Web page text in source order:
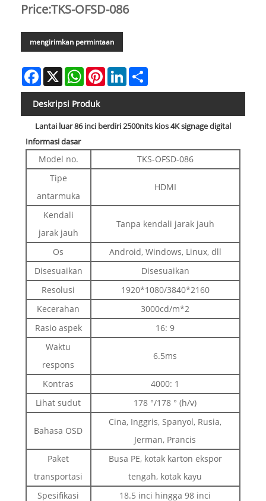
Price:TKS-OFSD-086
mengirimkan permintaan
Facebook
X WhatsAppPinterestLinkedIn
Deskripsi Produk
Lantai luar 86 inci berdiri 2500nits kios 4K signage digital
Informasi dasar
Model no.
TKS-OFSD-086
Tipe
antarmuka
HDMI
Kendali
jarak jauh
Tanpa kendali jarak jauh
Os
Android, Windows, Linux, dll
Disesuaikan
Disesuaikan
Resolusi
1920*1080/3840*2160
Kecerahan
3000cd/m*2
Rasio aspek
16: 9
Waktu
respons
6.5ms
Kontras
4000: 1
Lihat sudut
178 °/178 ° (h/v)
Bahasa OSD
Cina, Inggris, Spanyol, Rusia,
Jerman, Prancis
Paket
transportasi
Busa PE, kotak karton ekspor
tengah, kotak kayu
Spesifikasi
18.5 inci hingga 98 inci